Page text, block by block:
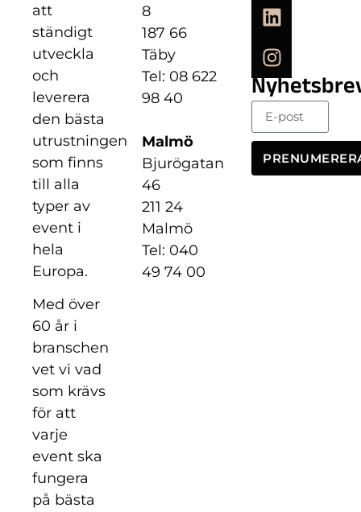
att
ständigt
utveckla
och
leverera
den bästa
utrustningen
som finns
till alla
typer av
event i
hela
Europa.
Med över
60 år i
branschen
vet vi vad
som krävs
för att
varje
event ska
fungera
på bästa
8
187 66
Täby
Tel: 08 622
98 40
Malmö
Bjurögatan
46
211 24
Malmö
Tel: 040
49 74 00